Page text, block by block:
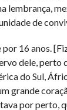
lembrança,
de
16 anos.
dele, perto
do Sul,
grande
por perto,